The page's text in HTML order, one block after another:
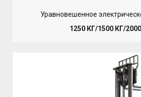
Уравновешенное
1250 КГ/1500 КГ/